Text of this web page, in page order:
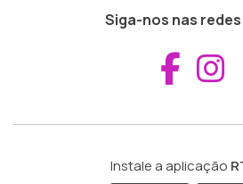
Siga-nos nas
Instale a aplicação